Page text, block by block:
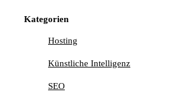
Kategorien
Hosting
Künstliche Intelligenz
SEO